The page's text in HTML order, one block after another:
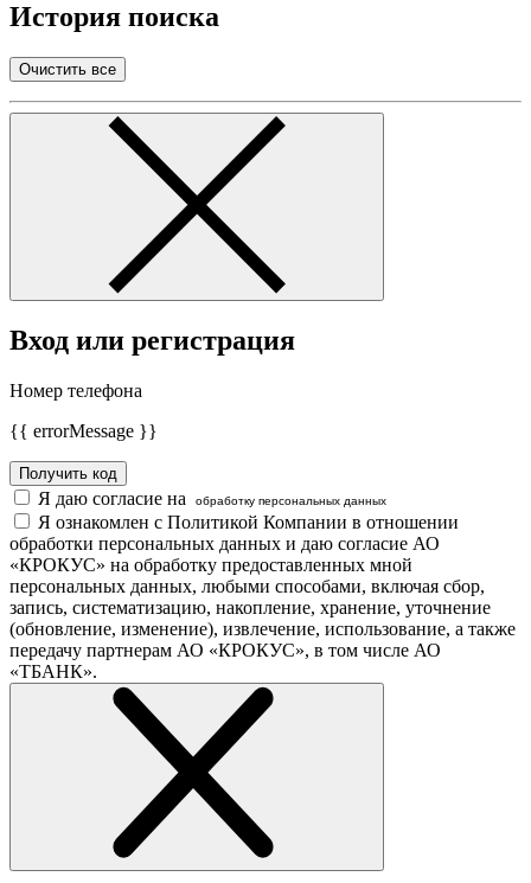
История поиска
Очистить все
Вход или регистрация
Номер телефона
{{ errorMessage }}
Получить код
Я даю согласие на обработку персональных данных
Я ознакомлен с Политикой Компании в отношении
обработки персональных данных и даю согласие АО
«КРОКУС» на обработку предоставленных мной
персональных данных, любыми способами, включая сбор,
запись, систематизацию, накопление, хранение, уточнение
(обновление, изменение), извлечение, использование, а также
передачу партнерам АО «КРОКУС», в том числе АО
«ТБАНК».